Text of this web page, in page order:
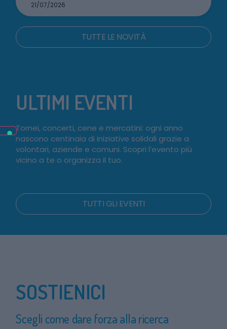
21/07/2026
TUTTE LE NOVITÀ
ULTIMI EVENTI
Tornei, concerti, cene e mercatini: ogni anno
nascono centinaia di iniziative solidali grazie a
volontari, aziende e comuni. Scopri l’evento più
vicino a te o organizza il tuo.
TUTTI GLI EVENTI
SOSTIENICI
Scegli come dare forza alla ricerca